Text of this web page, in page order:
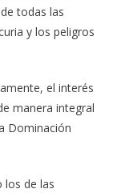
todas las
y los peligros
el interés
manera integral
Dominación
los de las